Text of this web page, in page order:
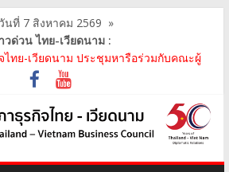
นที่ 7 สิงหาคม 2569 »
วด่วน ไทย-เวียดนาม :
ทย-เวียดนาม ประชุมหารือร่วมกับคณะผู้
กคณะกรรมการประชาชน กรุงฮ..
ทย-เวียดนาม เข้าร่วมงานวันคล้ายวัน
การกลาง (ประเทศไทย) จ..
เข้าร่วมงานสัมมนา "Investment and
Hoa Province for Th..
ทย-เวียดนามร่วมคณะนายกรัฐมนตรีเยือน